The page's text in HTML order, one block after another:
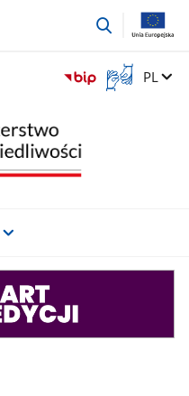
przejdź
Otwórz
okno
Zmień
PL